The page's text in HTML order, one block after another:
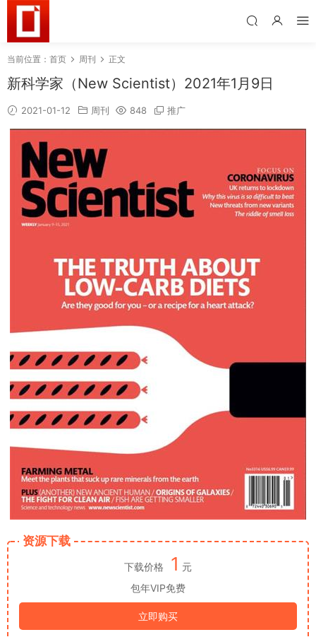
当前位置： 首页 周刊 正文
新科学家（New Scientist）2021年1月9日
2021-01-12 周刊 848 推广
资源下载
下载价格 1 元
包年VIP免费
立即购买